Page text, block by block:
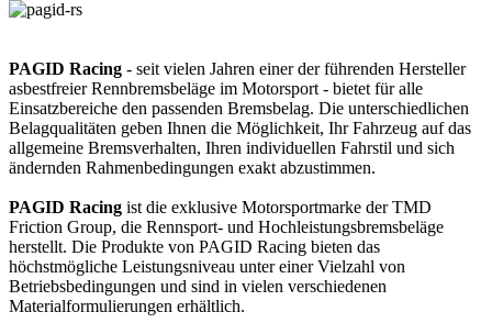
PAGID Racing - seit vielen Jahren einer der führenden Hersteller
asbestfreier Rennbremsbeläge im Motorsport - bietet für alle
Einsatzbereiche den passenden Bremsbelag. Die unterschiedlichen
Belagqualitäten geben Ihnen die Möglichkeit, Ihr Fahrzeug auf das
allgemeine Bremsverhalten, Ihren individuellen Fahrstil und sich
ändernden Rahmenbedingungen exakt abzustimmen.
PAGID Racing ist die exklusive Motorsportmarke der TMD
Friction Group, die Rennsport- und Hochleistungsbremsbeläge
herstellt. Die Produkte von PAGID Racing bieten das
höchstmögliche Leistungsniveau unter einer Vielzahl von
Betriebsbedingungen und sind in vielen verschiedenen
Materialformulierungen erhältlich.